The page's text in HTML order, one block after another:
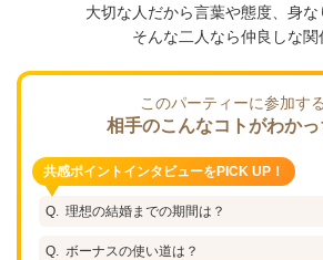
大切な人だから言葉や態度、身な
そんな二人なら仲良しな
このパーティーに参加す
相手のこんなコトがわかっ
共感ポイントインタビューをPICK UP！
理想の結婚までの期間は？
ボーナスの使い道は？